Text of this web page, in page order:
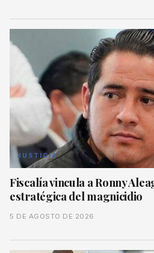
JUSTICIA
Fiscalía vincula a Ronny
estratégica del magnicidio
5 DE AGOSTO DE 2026